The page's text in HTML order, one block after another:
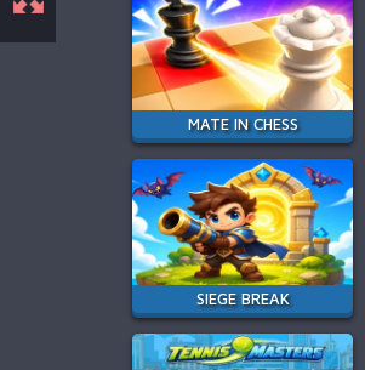
MATE IN CHESS
SIEGE BREAK